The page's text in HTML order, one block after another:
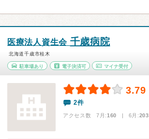
医療法人資生会 千歳病院
北海道千歳市桂木
駐車場あり 電子決済可 マイナ受付
3.79
2件
アクセス数 7月:160 | 6月:203